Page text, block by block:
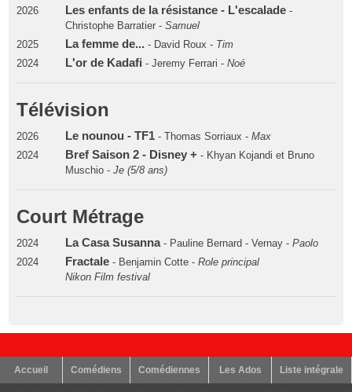
2026 Les enfants de la résistance - L'escalade-
Christophe Barratier - Samuel
2025
La femme de...- David Roux - Tim
2024
L'or de Kadafi - Jeremy Ferrari - Noé
Télévision
2026 Le nounou - TF1- Thomas Sorriaux - Max
2024
Bref Saison 2 - Disney +- Khyan Kojandi et Bruno
Muschio - Je (5/8 ans)
Court Métrage
2024 La Casa Susanna- Pauline Bernard - Vernay - Paolo
2024
Fractale- Benjamin Cotte - Role principal
Nikon Film festival
Accueil Comédiens Comédiennes Les Ados Liste intégrale